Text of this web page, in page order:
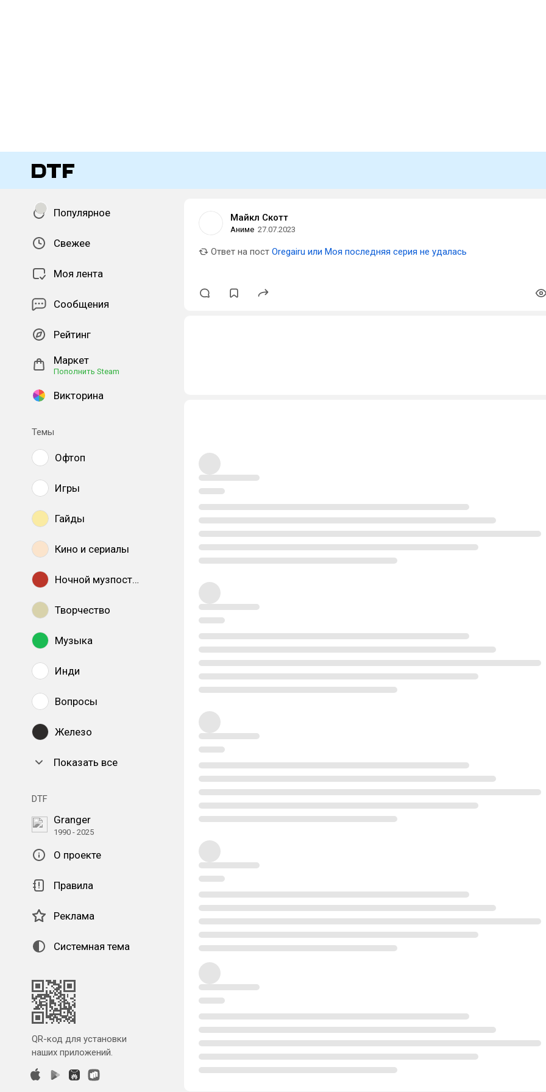
Популярное
Свежее
Моя лента
Сообщения
Рейтинг
Маркет
Пополнить Steam
Викторина
Темы
Офтоп
Игры
Гайды
Кино и сериалы
Ночной музпостинг
Творчество
Музыка
Инди
Вопросы
Железо
Показать все
DTF
Granger
1990 - 2025
О проекте
Правила
Реклама
Системная тема
QR-код для установки
наших приложений.
Майкл Скотт
Аниме 27.07.2023
Ответ на пост Oregairu или Моя последняя серия не удалась